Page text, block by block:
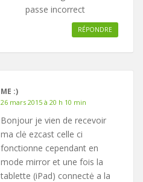
passe incorrect
RÉPONDRE
ME :)
26 mars 2015 à 20 h 10 min
Bonjour je vien de recevoir
ma clė ezcast celle ci
fonctionne cependant en
mode mirror et une fois la
tablette (iPad) connectė a la